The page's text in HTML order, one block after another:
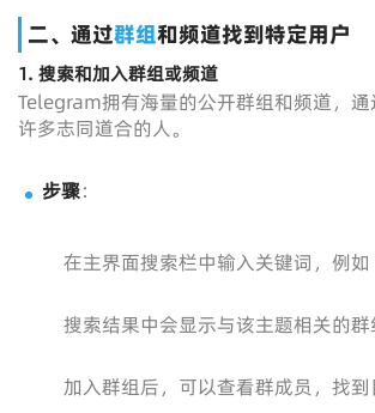
二、通过群组和频道找到特定用户
1. 搜索和加入群组或频道
Telegram拥有海量的公开群组和频道，
许多志同道合的人。
步骤：
在主界面搜索栏中输入关键词，例
搜索结果中会显示与该主题相关的
加入群组后，可以查看群成员，找到